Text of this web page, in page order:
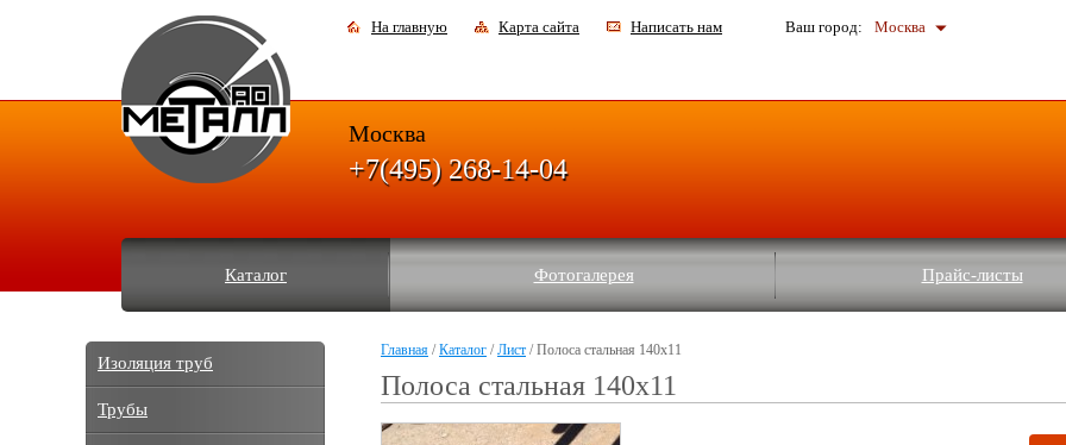
На главную Карта сайта Написать нам Ваш город: Москва
Каталог Фотогалерея Прайс-листы
Москва
+7(495) 268-14-04
Главная /Каталог /Лист / Полоса стальная 140x11
Полоса стальная 140x11
Изоляция труб
Трубы